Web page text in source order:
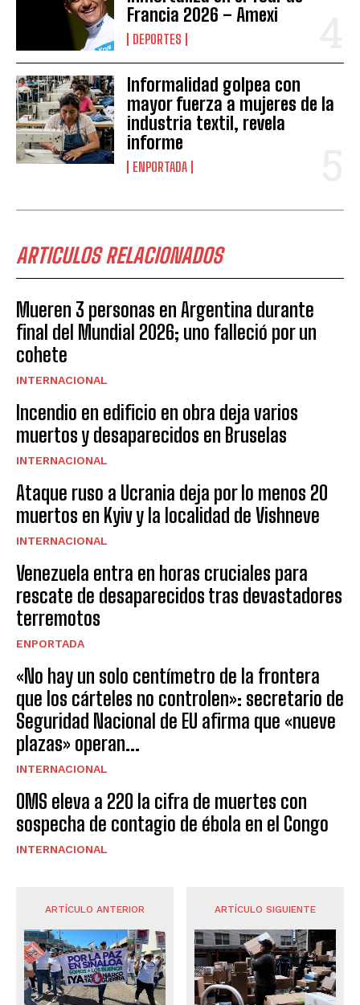
Francia 2026 – Amexi
DEPORTES
Informalidad golpea con
mayor fuerza a mujeres de la
industria textil, revela
informe
ENPORTADA
ARTICULOS RELACIONADOS
Mueren 3 personas en Argentina durante
final del Mundial 2026; uno falleció por un
cohete
INTERNACIONAL
Incendio en edificio en obra deja varios
muertos y desaparecidos en Bruselas
INTERNACIONAL
Ataque ruso a Ucrania deja por lo menos 20
muertos en Kyiv y la localidad de Vishneve
INTERNACIONAL
Venezuela entra en horas cruciales para
rescate de desaparecidos tras devastadores
terremotos
ENPORTADA
«No hay un solo centímetro de la frontera
que los cárteles no controlen»: secretario de
Seguridad Nacional de EU afirma que «nueve
plazas» operan...
INTERNACIONAL
OMS eleva a 220 la cifra de muertes con
sospecha de contagio de ébola en el Congo
INTERNACIONAL
ARTÍCULO ANTERIOR ARTÍCULO SIGUIENTE